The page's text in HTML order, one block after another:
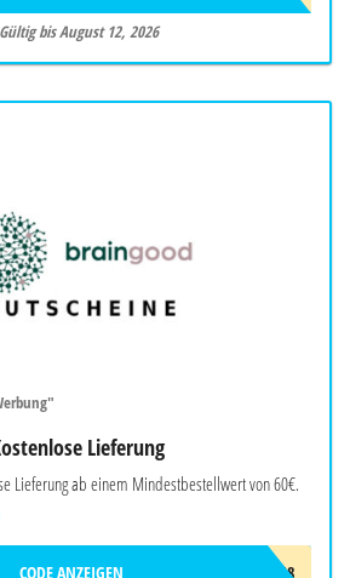
Gültig bis August 12, 2026
Lieferung
Lieferung ab einem Mindestbestellwert von 60€.
BRAW718
CODE ANZEIGEN